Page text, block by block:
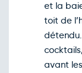
et la
toit de
avant